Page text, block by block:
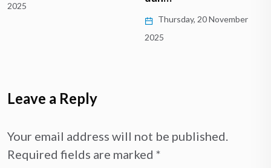
2025
Thursday, 20 November
2025
Leave a Reply
Your email address will not be published.
Required fields are marked *